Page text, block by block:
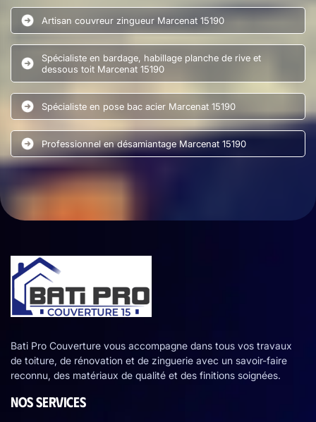
Artisan couvreur zingueur Marcenat 15190
Spécialiste en bardage, habillage planche de rive et
dessous toit Marcenat 15190
Spécialiste en pose bac acier Marcenat 15190
Professionnel en désamiantage Marcenat 15190
Bati Pro Couverture vous accompagne dans tous vos travaux
de toiture, de rénovation et de zinguerie avec un savoir-faire
reconnu, des matériaux de qualité et des finitions soignées.
NOS SERVICES